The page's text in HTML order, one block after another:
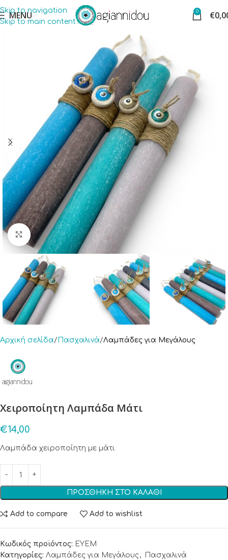
Skip to navigation
Skip to main content
MENU 0 €
Click to enlarge
Αρχική σελίδα Πασχαλινά Λαμπάδες για Μεγάλους
Χειροποίητη Λαμπάδα Μάτι
€14,00
Λαμπάδα χειροποίητη με μάτι
ΠΡΟΣΘΉΚΗ ΣΤΟ ΚΑΛΆΘΙ
Add to compare Add to wishlist
Κωδικός προϊόντος: EYEΜ
Κατηγορίες: Λαμπάδες για Μεγάλους,
Πασχαλινά